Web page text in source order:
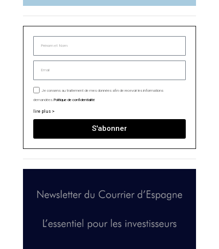
Je consens au traitement de mes données afin de recevoir les informations
demandées. Politique de confidentialité
lire plus >
S'abonner